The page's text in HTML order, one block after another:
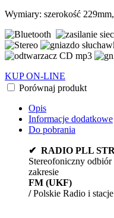
Wymiary: szerokość
KUP ON-LINE
Porównaj produkt
Opis
Informacje dodatkowe
Do pobrania
✔ RADIO PLL
Stereofoniczny
zakresie
FM (UKF)
/Polskie Radio i